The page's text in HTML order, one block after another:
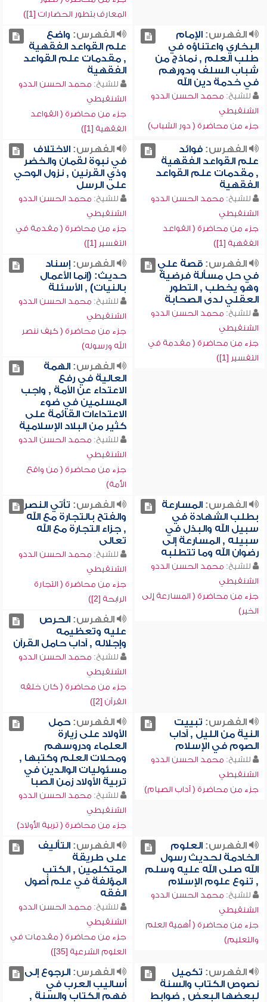
المعارف بتطور الحضارات [1])
الفهرس:الإمام
البخاري واعتناؤه في
طلب العلم , نماذج من
شباب السلف ودورهم
في خدمة دين الله
للشيخ: محمد الحسن الددو
الشنقيطي
جزء من محاضرة ( دور الشباب)
الفهرس: واضع
علم القواعد الفقهية
, مقدمات علم القواعد
الفقهية
للشيخ: محمد الحسن الددو
الشنقيطي
جزء من محاضرة ( القواعد
الفقهية [1])
الفهرس:فوائد
علم القواعد الفقهية
, مقدمات علم القواعد
الفقهية
للشيخ: محمد الحسن الددو
الشنقيطي
جزء من محاضرة ( القواعد
الفقهية [1])
الفهرس:الاختلاف
في نبوة لقمان والخضر
وذي القرنين , نزول الوحي
على الرسل
للشيخ: محمد الحسن الددو
الشنقيطي
جزء من محاضرة ( مقدمة في
التفسير [1])
الفهرس:قصة علي
في حل مسألة فرضية
وهو يخطب , التطور
العقلي لدى الصحابة
للشيخ: محمد الحسن الددو
الشنقيطي
جزء من محاضرة ( مقدمة في
التفسير [1])
الفهرس:إسناد
حديث: (إنما الأعمال
بالنيات) , الأسئلة
للشيخ: محمد الحسن الددو
الشنقيطي
جزء من محاضرة ( كيف ننصر
الله ورسوله)
الفهرس:الهمة
العالية في رفع
الاعتداء عن الأمة , واجب
المسلمين في ضوء
الاعتداءات القائمة على
كثير من البلاد الإسلامية
للشيخ: محمد الحسن الددو
الشنقيطي
جزء من محاضرة ( من واقع
الأمة)
الفهرس:المسارعة
بطلب الشهادة في
سبيل الله والبذل في
سبيله , المسارعة إلى
رضوان الله وما تتطلبه
للشيخ: محمد الحسن الددو
الشنقيطي
جزء من محاضرة ( المسارعة إلى
الخير)
الفهرس: تأتي النصر
والفتح بالتجارة مع الله
, جزاء التجارة مع الله
تعالى
للشيخ: محمد الحسن الددو
الشنقيطي
جزء من محاضرة ( التجارة
الرابحة [2])
الفهرس:الحرص
عليه وتعظيمه
وإجلاله , آداب حامل القرآن
للشيخ: محمد الحسن الددو
الشنقيطي
جزء من محاضرة ( كان خلقه
القرآن [2])
الفهرس: تبييت
النية من الليل , آداب
الصوم في الإسلام
للشيخ: محمد الحسن الددو
الشنقيطي
جزء من محاضرة ( آداب الصيام)
الفهرس:حمل
الأولاد على زيارة
العلماء ودروسهم
ومحلات العلم وكتبها ,
مسئوليات الوالدين في
تربية الأولاد زمن الصبا
للشيخ: محمد الحسن الددو
الشنقيطي
جزء من محاضرة ( تربية الأولاد)
الفهرس:العلوم
الخادمة لحديث رسول
الله صلى الله عليه وسلم
, تنوع علوم الإسلام
للشيخ: محمد الحسن الددو
الشنقيطي
جزء من محاضرة ( أهمية العلم
والتعليم)
الفهرس:التأليف
على طريقة
المتكلمين , الكتب
المؤلفة في علم أصول
الفقه
للشيخ: محمد الحسن الددو
الشنقيطي
جزء من محاضرة ( مقدمات في
العلوم الشرعية [35])
الفهرس: تكميل
نصوص الكتاب والسنة
لبعضها البعض , ضوابط
الفهرس:الرجوع إلى
أساليب العرب في
فهم الكتاب والسنة ,